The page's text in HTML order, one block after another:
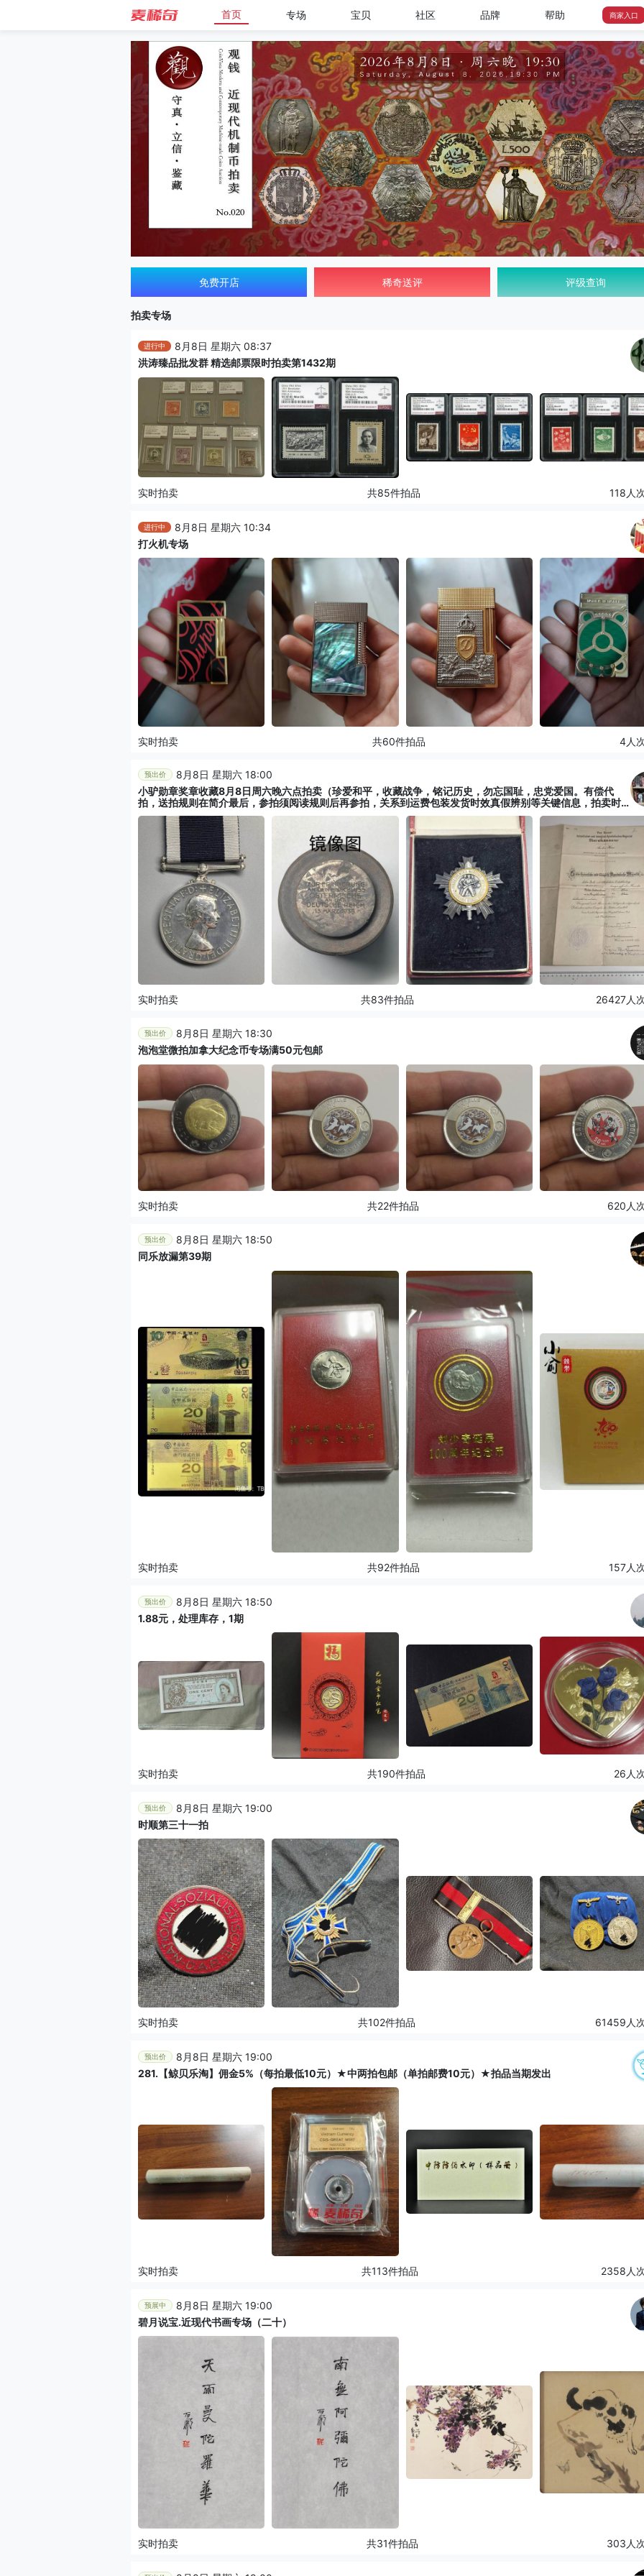
首页 专场 宝贝 社区 品牌 帮助 商家入口
免费开店 稀奇送评 评级查询
拍卖专场
进行中
8月8日 星期六 08:37
洪涛臻品批发群 精选邮票限时拍卖第1432期
实时拍卖 共85件拍品 118人
进行中
8月8日 星期六 10:34
打火机专场
实时拍卖 共60件拍品 4人
预出价
8月8日 星期六 18:00
小驴勋章奖章收藏8月8日周六晚六点拍卖（珍爱和平，收藏战争，铭记历史，勿忘国耻，忠党爱国。有偿代
拍，送拍规则在简介最后，参拍须阅读规则后再参拍，关系到运费包装发货时效真假辨别等关键信息，拍卖时
不回信息，看大图店主微信码在拍卖店铺介绍里或者找我要）
实时拍卖 共83件拍品 26427人
预出价
8月8日 星期六 18:30
泡泡堂微拍加拿大纪念币专场满50元包邮
实时拍卖 共22件拍品 620人
预出价
8月8日 星期六 18:50
同乐放漏第39期
实时拍卖 共92件拍品 157人
预出价
8月8日 星期六 18:50
1.88元，处理库存，1期
实时拍卖 共190件拍品 26人
预出价
8月8日 星期六 19:00
时顺第三十一拍
实时拍卖 共102件拍品 61459人
预出价
8月8日 星期六 19:00
281.【鲸贝乐淘】佣金5%（每拍最低10元）★中两拍包邮（单拍邮费10元）★拍品当期发出
实时拍卖 共113件拍品 2358人
预展中
8月8日 星期六 19:00
碧月说宝.近现代书画专场（二十）
实时拍卖 共31件拍品 303人